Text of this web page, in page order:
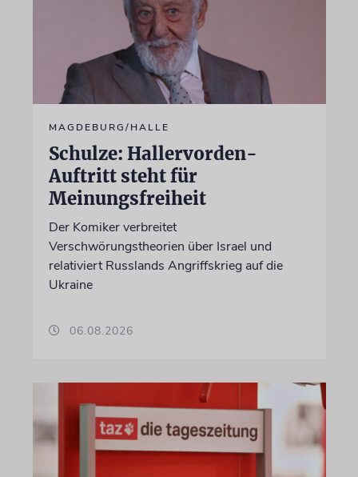
MAGDEBURG/HALLE
Schulze: Hallervorden-
Auftritt steht für
Meinungsfreiheit
Der Komiker verbreitet
Verschwörungstheorien über Israel und
relativiert Russlands Angriffskrieg auf die
Ukraine
06.08.2026